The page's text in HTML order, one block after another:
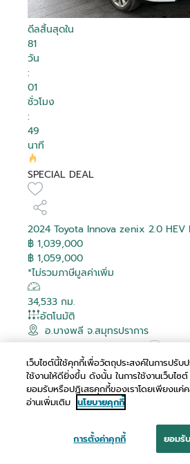
ดีลสิ้นสุดใน
81
วัน
:
01
ชั่วโมง
:
49
นาที
SPECIAL DEAL
2024 Toyota Innova zenix 2.0 HEV
฿ 1,039,000
฿ 1,059,000
*ไม่รวมภาษีมูลค่าเพิ่ม
34,533 กม.
อัตโนมัติ
อ.บางพลี จ.สมุทรปราการ
เปรียบเทียบ
ผ่อนเริ่มต้น
฿ 20,072 /เดือน
เว็บไซต์นี้ใช้คุกกี้เพื่อวัตถุประสงค์ในการปรั
ใช้งานให้ดียิ่งขึ้น ดังนั้น ในการใช้งานเว็บไซ
ยอมรับหรือปฏิเสธคุกกี้ของเราโดยเพียงแค่
อ่านเพิ่มเติม นโยบายคุกกี้
การตั้งค่าคุกกี้ ยอมรั